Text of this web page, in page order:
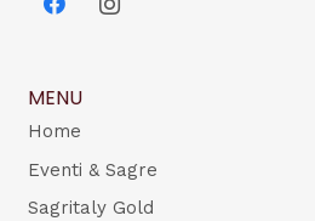
MENU
Home
Eventi & Sagre
Sagritaly Gold